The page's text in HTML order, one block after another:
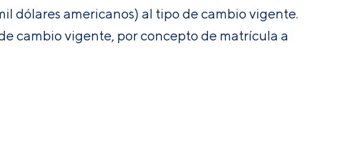
dólares americanos) al tipo de cambio vigente.
cambio vigente, por concepto de matrícula a